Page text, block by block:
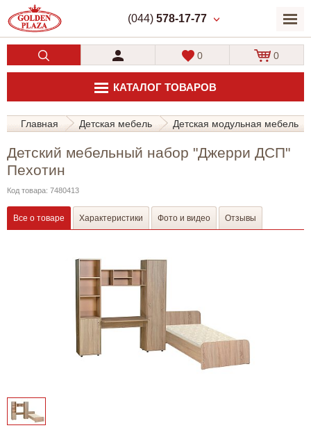
(044) 578-17-77
КАТАЛОГ ТОВАРОВ
0 0
Главная Детская мебель Детская модульная мебель
Детский мебельный набор "Джерри ДСП"
Пехотин
Код товара: 7480413
Все о товаре Характеристики Фото и видео Отзывы